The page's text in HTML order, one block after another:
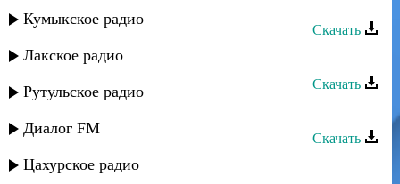
Кумыкское радио
Лакское радио
Рутульское радио
Диалог FM
Цахурское радио
Скачать
Аслан Кятов - Ночь, туманы
Скачать
Скачать
Аслан Кятов - Прости за всё